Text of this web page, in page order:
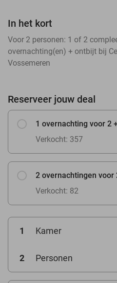
In het kort
Voor 2 personen: 1 of 2
overnachting(en) + ontbijt bij
Vossemeren
Reserveer jouw deal
1 overnachting voor 2
Verkocht: 357
2 overnachtingen voor
Verkocht: 82
1 Kamer
2 Personen